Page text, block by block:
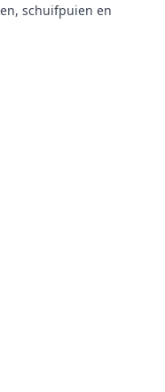
schuifpuien en